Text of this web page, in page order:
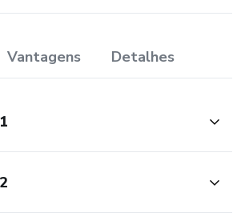
do Passeio/ Ensinando seu Cão a
Vantagens Detalhes